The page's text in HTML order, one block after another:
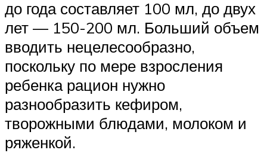
до года составляет 100 мл, до двух
лет — 150-200 мл. Больший объем
вводить нецелесообразно,
поскольку по мере взросления
ребенка рацион нужно
разнообразить кефиром,
творожными блюдами, молоком и
ряженкой.